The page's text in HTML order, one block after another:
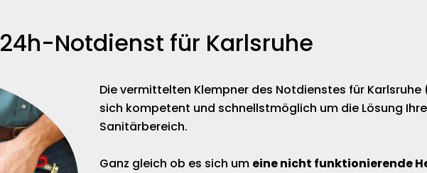
24h-Notdienst für Karlsruhe
Die vermittelten Klempner des Notdienstes für
sich kompetent und schnellstmöglich um die Lösung
Sanitärbereich.
Ganz gleich ob es sich um eine nicht funktionierende